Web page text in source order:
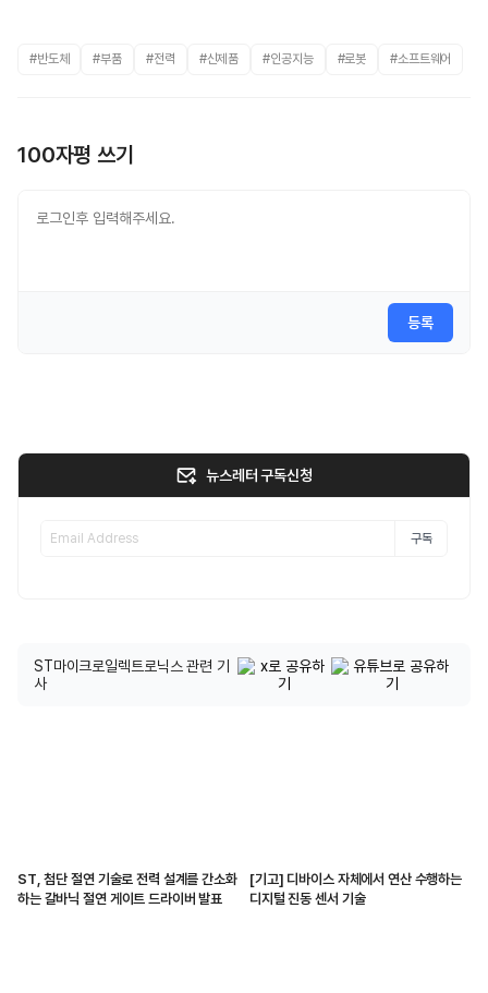
#반도체 #부품 #전력 #신제품 #인공지능 #로봇 #소프트웨어
100자평 쓰기
등록
뉴스레터 구독신청
구독
ST마이크로일렉트로닉스 관련 기
사
ST, 첨단 절연 기술로 전력 설계를 간소화
하는 갈바닉 절연 게이트 드라이버 발표
[기고] 디바이스 자체에서 연산 수행하는
디지털 진동 센서 기술